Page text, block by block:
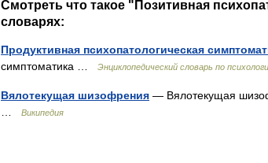
Смотреть что такое "Позитивная
словарях:
Продуктивная психопатологическая
симптоматика …
Энциклопедический словарь по
Вялотекущая шизофрения — Вялотекущая
Википедия